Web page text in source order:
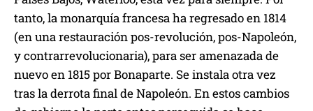
tanto, la monarquía francesa ha regresado en 1814
(en una restauración pos-revolución, pos-Napoleón,
y contrarrevolucionaria), para ser amenazada de
nuevo en 1815 por Bonaparte. Se instala otra vez
tras la derrota final de Napoleón. En estos cambios